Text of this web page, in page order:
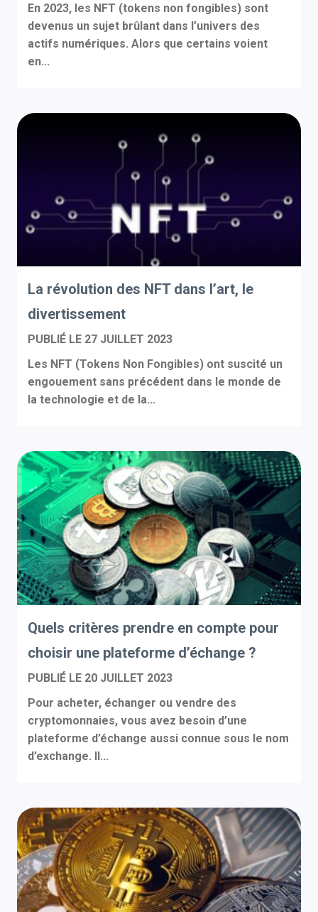
En 2023, les NFT (tokens non fongibles) sont
devenus un sujet brûlant dans l’univers des
actifs numériques. Alors que certains voient
en...
La révolution des NFT dans l’art, le
divertissement
PUBLIÉ LE 27 JUILLET 2023
Les NFT (Tokens Non Fongibles) ont suscité un
engouement sans précédent dans le monde de
la technologie et de la...
Quels critères prendre en compte pour
choisir une plateforme d’échange ?
PUBLIÉ LE 20 JUILLET 2023
Pour acheter, échanger ou vendre des
cryptomonnaies, vous avez besoin d’une
plateforme d’échange aussi connue sous le nom
d’exchange. Il...